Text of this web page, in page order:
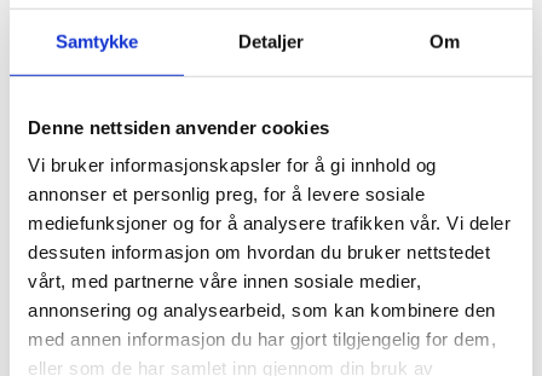
Samtykke Detaljer Om
Denne nettsiden anvender cookies
Vi bruker informasjonskapsler for å gi innhold og
annonser et personlig preg, for å levere sosiale
mediefunksjoner og for å analysere trafikken vår. Vi deler
dessuten informasjon om hvordan du bruker nettstedet
vårt, med partnerne våre innen sosiale medier,
annonsering og analysearbeid, som kan kombinere den
med annen informasjon du har gjort tilgjengelig for dem,
eller som de har samlet inn gjennom din bruk av
Vi anvender statistikk om brukere og
lagrer atferd på nettstedet, derfor kan informasjon om
deg som bruker aldri kobles sammen med din identitet.
Din IP-adresse lagres av sikkerhetsmessige årsaker bare i
de tilfeller du selv aktivt registrerer deg på nettstedet.
Formål
Utvikle og forbedre nettstedet gjennom å forstå
hvordan det anvendes.